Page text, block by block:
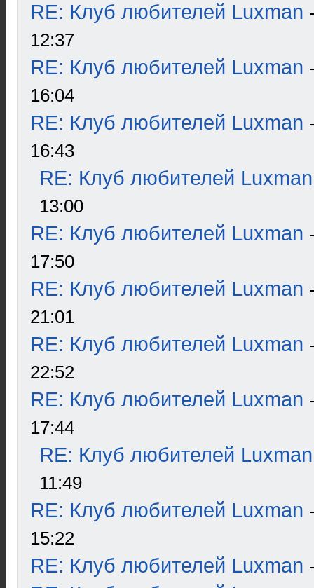
RE: Клуб любителей Luxman
12:37
RE: Клуб любителей Luxman
16:04
RE: Клуб любителей Luxman
16:43
RE: Клуб любителей Luxman
13:00
RE: Клуб любителей Luxman
17:50
RE: Клуб любителей Luxman
21:01
RE: Клуб любителей Luxman
22:52
RE: Клуб любителей Luxman
17:44
RE: Клуб любителей Luxman
11:49
RE: Клуб любителей Luxman
15:22
RE: Клуб любителей Luxman